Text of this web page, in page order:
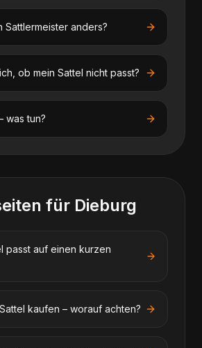
Sattlermeister anders?
ob mein Sattel nicht passt?
was tun?
für Dieburg
passt auf einen kurzen
kaufen – worauf achten?